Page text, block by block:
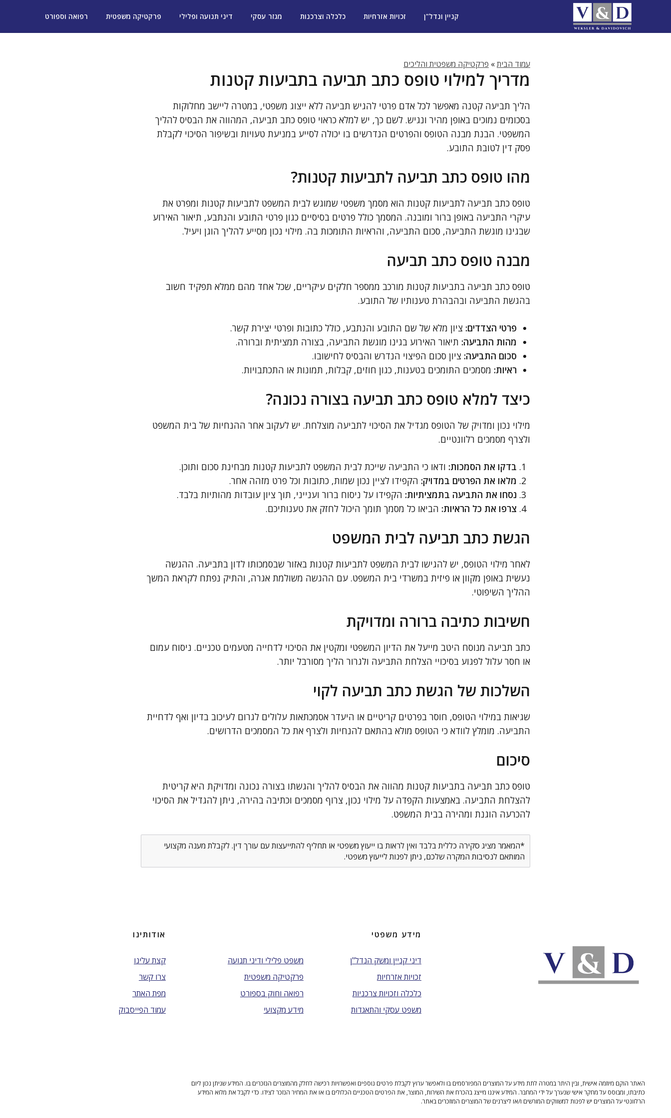
קניין ונדל"ן זכויות אזרחיות כלכלה וצרכנות מגזר עסקי דיני תנועה ופלילי פרקטיקה משפטית רפואה וספורט
עמוד הבית» פרקטיקה משפטית והליכים
מדריך למילוי טופס כתב תביעה בתביעות קטנות
הליך תביעה קטנה מאפשר לכל אדם פרטי להגיש תביעה ללא ייצוג משפטי, במטרה ליישב מחלוקות
בסכומים נמוכים באופן מהיר ונגיש. לשם כך, יש למלא כראוי טופס כתב תביעה, המהווה את הבסיס להליך
המשפטי. הבנת מבנה הטופס והפרטים הנדרשים בו יכולה לסייע במניעת טעויות ובשיפור הסיכוי לקבלת
פסק דין לטובת התובע.
מהו טופס כתב תביעה לתביעות קטנות?
טופס כתב תביעה לתביעות קטנות הוא מסמך משפטי שמוגש לבית המשפט לתביעות קטנות ומפרט את
עיקרי התביעה באופן ברור ומובנה. המסמך כולל פרטים בסיסיים כגון פרטי התובע והנתבע, תיאור האירוע
שבגינו מוגשת התביעה, סכום התביעה, והראיות התומכות בה. מילוי נכון מסייע להליך הוגן ויעיל.
מבנה טופס כתב תביעה
טופס כתב תביעה בתביעות קטנות מורכב ממספר חלקים עיקריים, שכל אחד מהם ממלא תפקיד חשוב
בהגשת התביעה ובהבהרת טענותיו של התובע.
פרטי הצדדים: ציון מלא של שם התובע והנתבע, כולל כתובות ופרטי יצירת קשר.
מהות התביעה: תיאור האירוע בגינו מוגשת התביעה, בצורה תמציתית וברורה.
סכום התביעה: ציון סכום הפיצוי הנדרש והבסיס לחישובו.
ראיות: מסמכים התומכים בטענות, כגון חוזים, קבלות, תמונות או התכתבויות.
כיצד למלא טופס כתב תביעה בצורה נכונה?
מילוי נכון ומדויק של הטופס מגדיל את הסיכוי לתביעה מוצלחת. יש לעקוב אחר ההנחיות של בית המשפט
ולצרף מסמכים רלוונטיים.
בדקו את הסמכות: ודאו כי התביעה שייכת לבית המשפט לתביעות קטנות מבחינת סכום ותוכן.
מלאו את הפרטים במדויק: הקפידו לציין נכון שמות, כתובות וכל פרט מזהה אחר.
נסחו את התביעה בתמציתיות: הקפידו על ניסוח ברור וענייני, תוך ציון עובדות מהותיות בלבד.
צרפו את כל הראיות: הביאו כל מסמך תומך היכול לחזק את טענותיכם.
הגשת כתב תביעה לבית המשפט
לאחר מילוי הטופס, יש להגישו לבית המשפט לתביעות קטנות באזור שבסמכותו לדון בתביעה. ההגשה
נעשית באופן מקוון או פיזית במשרדי בית המשפט. עם ההגשה משולמת אגרה, והתיק נפתח לקראת המשך
ההליך השיפוטי.
חשיבות כתיבה ברורה ומדויקת
כתב תביעה מנוסח היטב מייעל את הדיון המשפטי ומקטין את הסיכוי לדחייה מטעמים טכניים. ניסוח עמום
או חסר עלול לפגוע בסיכויי הצלחת התביעה ולגרור הליך מסורבל יותר.
השלכות של הגשת כתב תביעה לקוי
שגיאות במילוי הטופס, חוסר בפרטים קריטיים או היעדר אסמכתאות עלולים לגרום לעיכוב בדיון ואף לדחיית
התביעה. מומלץ לוודא כי הטופס מולא בהתאם להנחיות ולצרף את כל המסמכים הדרושים.
סיכום
טופס כתב תביעה בתביעות קטנות מהווה את הבסיס להליך והגשתו בצורה נכונה ומדויקת היא קריטית
להצלחת התביעה. באמצעות הקפדה על מילוי נכון, צרוף מסמכים וכתיבה בהירה, ניתן להגדיל את הסיכוי
להכרעה הוגנת ומהירה בבית המשפט.
*המאמר מציג סקירה כללית בלבד ואין לראות בו ייעוץ משפטי או תחליף להתייעצות עם עורך דין. לקבלת מענה מקצועי
המותאם לנסיבות המקרה שלכם, ניתן לפנות לייעוץ משפטי.
מידע משפטי
דיני קניין ומשק הנדל"ן
זכויות אזרחיות
כלכלה וזכויות צרכניות
משפט עסקי והתאגדות
משפט פלילי ודיני תנועה
פרקטיקה משפטית
רפואה וחוק בספורט
מידע מקצועי
אודותינו
קצת עלינו
צרו קשר
מפת האתר
עמוד הפייסבוק
האתר הוקם מיוזמה אישית, ובין היתר במטרה לתת מידע על המוצרים המפורסמים בו ולאפשר ערוץ לקבלת פרטים נוספים ואפשרויות רכישה לחלק מהמוצרים הנזכרים בו. המידע שניתן נכון ליום
כתיבתו, ומבוסס על מחקר אישי שנערך על ידי המחבר. המידע איננו מייצג בהכרח את השירות, המוצר, את הפרטים הטכניים הכלולים בו או את המחיר הנזכר לצידו. כדי לקבל את מלוא המידע
הרלוונטי על המוצרים יש לפנות למשווקים המורשים ו/או ליצרנים של המוצרים המוזכרים באתר.